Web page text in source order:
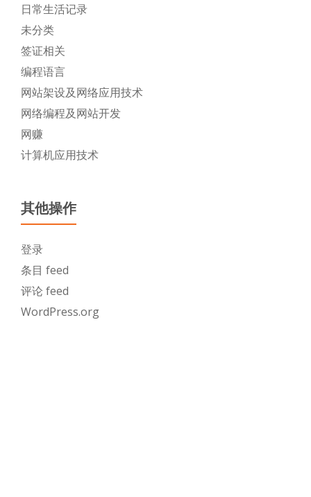
日常生活记录
未分类
签证相关
编程语言
网站架设及网络应用技术
网络编程及网站开发
网赚
计算机应用技术
其他操作
登录
条目 feed
评论 feed
WordPress.org